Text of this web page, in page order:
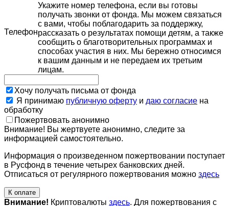
Телефон
Укажите номер телефона, если вы готовы
получать звонки от фонда. Мы можем связаться
с вами, чтобы поблагодарить за поддержку,
рассказать о результатах помощи детям, а также
сообщить о благотворительных программах и
способах участия в них. Мы бережно относимся
к вашим данным и не передаем их третьим
лицам.
Хочу получать письма от фонда
Я принимаю публичную оферту и даю согласие на
обработку
Пожертвовать анонимно
Внимание! Вы жертвуете анонимно, следите за
информацией самостоятельно.
Информация о произведенном пожертвовании поступает
в Русфонд в течение четырех банковских дней.
Отписаться от регулярного пожертвования можно здесь
К оплате
Внимание! Криптовалюты здесь. Для пожертвования с